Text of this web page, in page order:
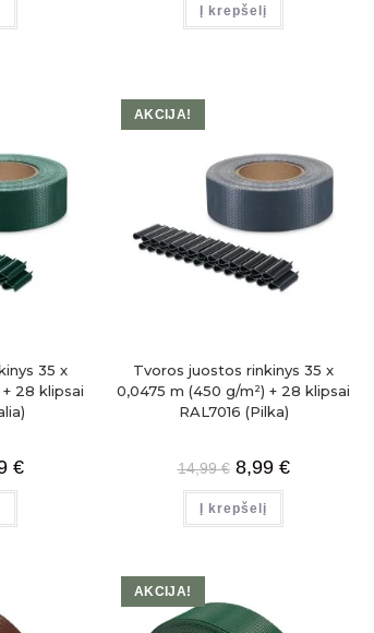
Į krepšelį
35 x
28 klipsai
€
AKCIJA!
Tvoros juostos rinkinys 35 x
0,0475 m (450 g/m²) + 28 klipsai
RAL7016 (Pilka)
14,99€ 8,99 €
Į krepšelį
AKCIJA!